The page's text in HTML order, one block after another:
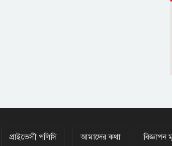
প্রাইভেসী পলিসি আমাদের কথা বিজ্ঞাপন